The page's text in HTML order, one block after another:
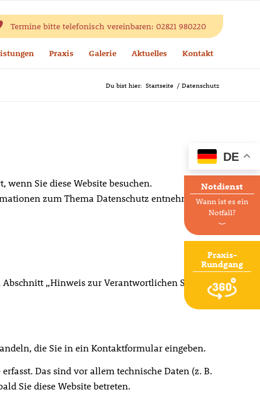
Notdienst
Wann ist es ein
Notfall?
⟩
Praxis-
Rundgang
Praxis Galerie Aktuelles Kontakt
Termine bitte telefonisch vereinbaren: 02821 980220
Du bist hier: Startseite / Datenschutz
Sie diese Website besuchen.
zum Thema Datenschutz entnehmen Sie
Abschnitt „Hinweis zur Verantwortlichen Stelle“ in
die Sie in ein Kontaktformular eingeben.
Das sind vor allem technische Daten (z. B.
Sie diese Website betreten.
DE